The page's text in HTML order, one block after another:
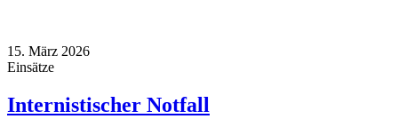
15. März 2026
Einsätze
Internistischer Notfall